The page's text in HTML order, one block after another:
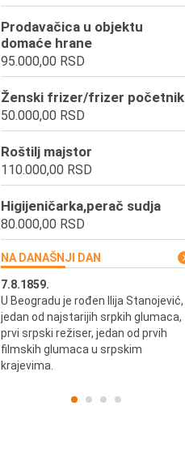
Prodavačica u objektu
domaće hrane
95.000,00 RSD
Ženski frizer/frizer početnik
50.000,00 RSD
Roštilj majstor
110.000,00 RSD
Higijeničarka,perač sudja
80.000,00 RSD
NA DANAŠNJI DAN
7.8.1859.
U Beogradu je rođen Ilija Stanojević,
jedan od najstarijih srpkih glumaca,
prvi srpski režiser, jedan od prvih
filmskih glumaca u srpskim
krajevima.